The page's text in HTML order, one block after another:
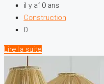
il y a10 ans
Construction
0
Lire la suite